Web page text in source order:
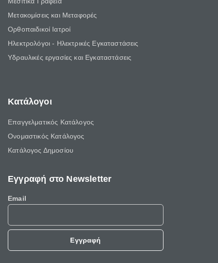
Μετακομίσεις και Μεταφορές
Ορθοπαιδικοί Ιατροί
Ηλεκτρολόγοι - Ηλεκτρικές Εγκαταστάσεις
Υδραυλικές εργασίες και Εγκαταστάσεις
Κατάλογοι
Επαγγελματικός Κατάλογος
Ονομαστικός Κατάλογος
Κατάλογος Δημοσίου
Εγγραφή στο Newsletter
Email
Εγγραφή